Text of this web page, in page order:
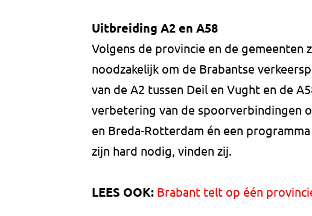
Uitbreiding A2 en A58
Volgens de provincie en de gemeenten
noodzakelijk om de Brabantse
van de A2 tussen Deil en Vught en de
verbetering van de spoorverbindingen
en Breda-Rotterdam én een
zijn hard nodig, vinden zij.
LEES OOK: Brabant telt op één